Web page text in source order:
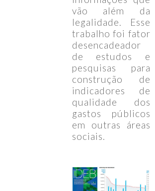
vão além da
legalidade. Esse
trabalho foi fator
desencadeador
de estudos e
pesquisas para
construção de
indicadores de
qualidade dos
gastos públicos
em outras áreas
sociais.